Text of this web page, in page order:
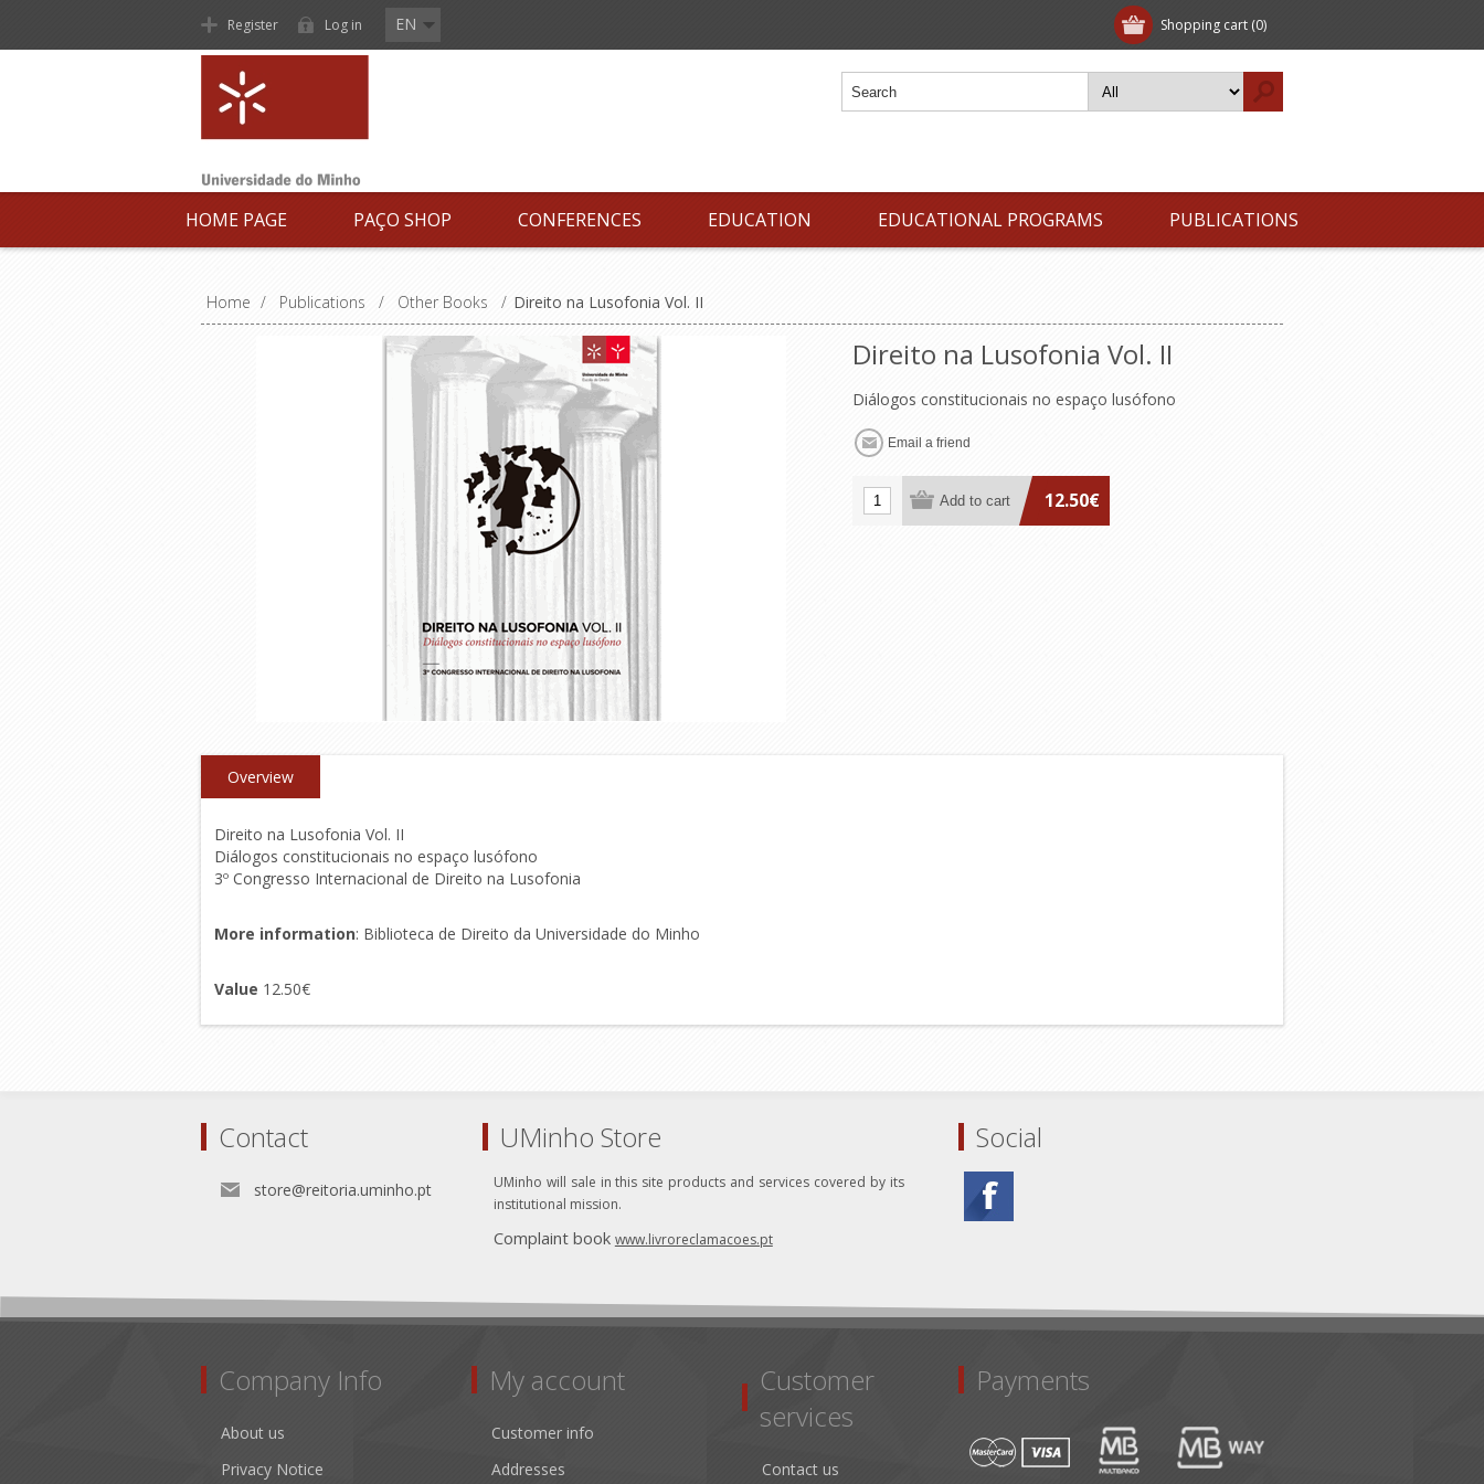
Shopping cart (0)
Register Log in EN
HOME PAGE PAÇO SHOP CONFERENCES EDUCATION EDUCATIONAL PROGRAMS PUBLICATIONS
Home / Publications / Other Books / Direito na Lusofonia Vol. II
Direito na Lusofonia Vol. II
Diálogos constitucionais no espaço lusófono
12.50€
Overview
Direito na Lusofonia Vol. II
Diálogos constitucionais no espaço lusófono
3º Congresso Internacional de Direito na Lusofonia
More information: Biblioteca de Direito da Universidade do Minho
Value 12.50€
Contact
store@reitoria.uminho.pt
UMinho Store
UMinho will sale in this site products and services covered by its
institutional mission.
Complaint book www.livroreclamacoes.pt
Social
Company Info
About us
Privacy Notice
My account
Customer info
Addresses
Customer
services
Contact us
Payments